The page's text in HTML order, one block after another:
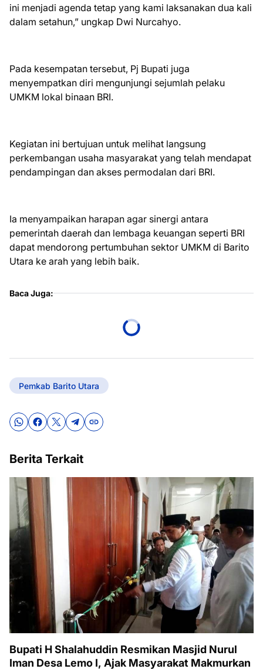
ini menjadi agenda tetap yang kami laksanakan dua kali
dalam setahun,” ungkap Dwi Nurcahyo.
Pada kesempatan tersebut, Pj Bupati juga
menyempatkan diri mengunjungi sejumlah pelaku
UMKM lokal binaan BRI.
Kegiatan ini bertujuan untuk melihat langsung
perkembangan usaha masyarakat yang telah mendapat
pendampingan dan akses permodalan dari BRI.
Ia menyampaikan harapan agar sinergi antara
pemerintah daerah dan lembaga keuangan seperti BRI
dapat mendorong pertumbuhan sektor UMKM di Barito
Utara ke arah yang lebih baik.
Baca Juga:
Pemkab Barito Utara
Berita Terkait
Bupati H Shalahuddin Resmikan Masjid Nurul
Iman Desa Lemo I, Ajak Masyarakat Makmurkan